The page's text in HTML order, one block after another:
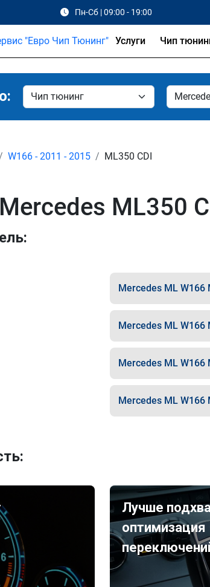
Пн-Сб | 09:00 - 19:00
Услуги Чип
W166 - 2011 - 2015 ML350 CDI
ML350
Mercedes ML W166
Mercedes ML W166
Mercedes ML W166
Mercedes ML W166
Лучше
оптимизация